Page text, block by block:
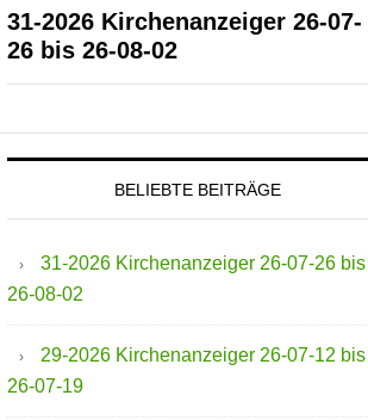
31-2026 Kirchenanzeiger 26-07-
26 bis 26-08-02
BELIEBTE BEITRÄGE
31-2026 Kirchenanzeiger 26-07-26 bis
26-08-02
29-2026 Kirchenanzeiger 26-07-12 bis
26-07-19